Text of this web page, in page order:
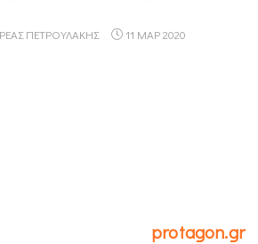
ΠΕΤΡΟΥΛΆΚΗΣ 11 ΜΑΡ 2020
protagon.gr